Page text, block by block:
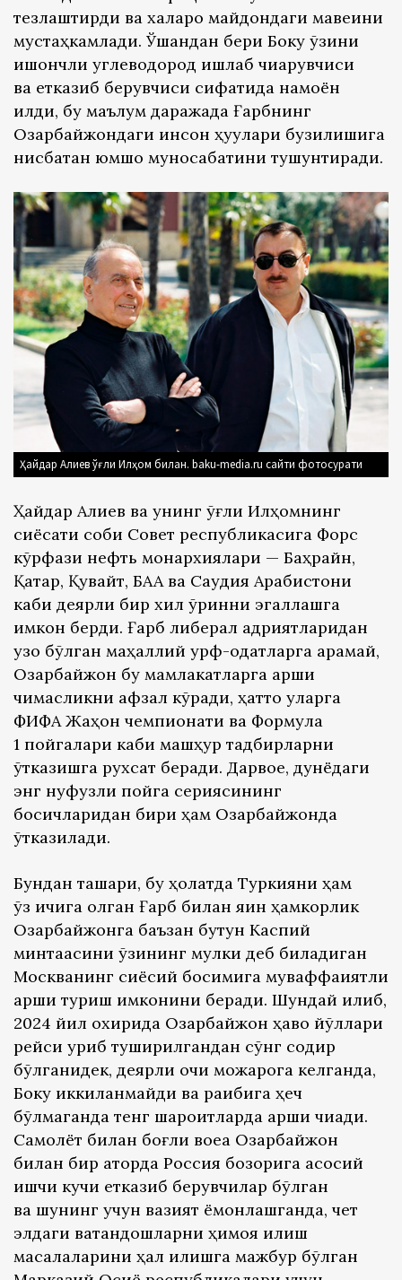
тезлаштирди ва халқаро майдондаги мавқеини
мустаҳкамлади. Ўшандан бери Боку ўзини
ишончли углеводород ишлаб чиқарувчиси
ва етказиб берувчиси сифатида намоён
қилди, бу маълум даражада Ғарбнинг
Озарбайжондаги инсон ҳуқуқлари бузилишига
нисбатан юмшоқ муносабатини тушунтиради.
Ҳайдар Алиев ўғли Илҳом билан. baku-media.ru сайти фотосурати
Ҳайдар Алиев ва унинг ўғли Илҳомнинг
сиёсати собиқ Совет республикасига Форс
кўрфази нефть монархиялари — Баҳрайн,
Қатар, Қувайт, БАА ва Саудия Арабистони
каби деярли бир хил ўринни эгаллашга
имкон берди. Ғарб либерал қадриятларидан
узоқ бўлган маҳаллий урф-одатларга қарамай,
Озарбайжон бу мамлакатларга қарши
чиқмасликни афзал кўради, ҳатто уларга
ФИФА Жаҳон чемпионати ва Формула
1 пойгалари каби машҳур тадбирларни
ўтказишга рухсат беради. Дарвоқе, дунёдаги
энг нуфузли пойга сериясининг
босқичларидан бири ҳам Озарбайжонда
ўтказилади.
Бундан ташқари, бу ҳолатда Туркияни ҳам
ўз ичига олган Ғарб билан яқин ҳамкорлик
Озарбайжонга баъзан бутун Каспий
минтақасини ўзининг мулки деб биладиган
Москванинг сиёсий босимига муваффақиятли
қарши туриш имконини беради. Шундай қилиб,
2024 йил охирида Озарбайжон ҳаво йўллари
рейси уриб туширилгандан сўнг содир
бўлганидек, деярли очиқ можарога келганда,
Боку иккиланмайди ва рақибига ҳеч
бўлмаганда тенг шароитларда қарши чиқади.
Самолёт билан боғлиқ воқеа Озарбайжон
билан бир қаторда Россия бозорига асосий
ишчи кучи етказиб берувчилар бўлган
ва шунинг учун вазият ёмонлашганда, чет
элдаги ватандошларни ҳимоя қилиш
масалаларини ҳал қилишга мажбур бўлган